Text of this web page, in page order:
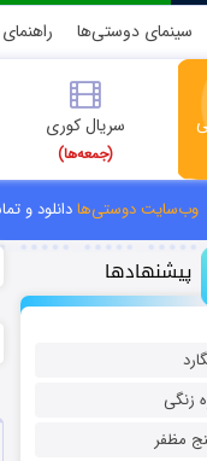
سینمای دوستی‌ها
سریال کوری
(جمعه‌ها)
وب‌سایت دوستی‌هادانلود و
پیشنهادها
زنگی
مظفر